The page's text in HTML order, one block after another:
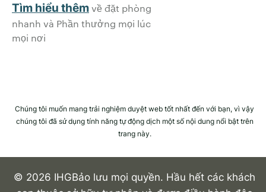
Tìm hiểu thêmvề đặt phòng
nhanh và Phần thưởng mọi lúc
mọi nơi
Chúng tôi muốn mang trải nghiệm duyệt web tốt nhất đến với bạn, vì vậy
chúng tôi đã sử dụng tính năng tự động dịch một số nội dung nổi bật trên
trang này.
© 2026 IHGBảo lưu mọi quyền. Hầu hết các khách